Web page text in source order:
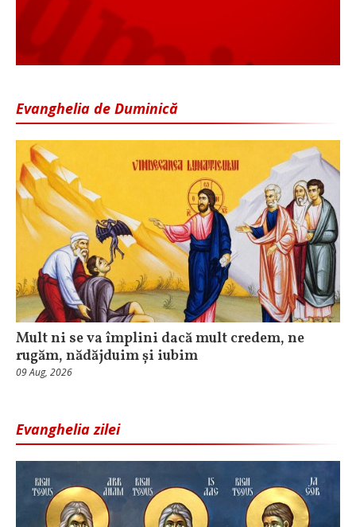
Evanghelia de Duminică
Mult ni se va împlini dacă mult credem, ne
rugăm, nădăjduim și iubim
09 Aug, 2026
Evanghelia zilei